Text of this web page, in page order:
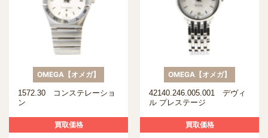
OMEGA【オメガ】
1572.30 コンステレーショ
ン
買取価格
OMEGA【オメガ】
42140.246.005.001 デヴィ
ル プレステージ
買取価格